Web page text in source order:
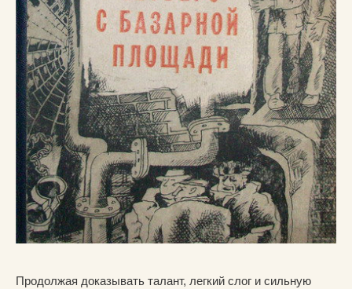
Продолжая доказывать талант, легкий слог и сильную